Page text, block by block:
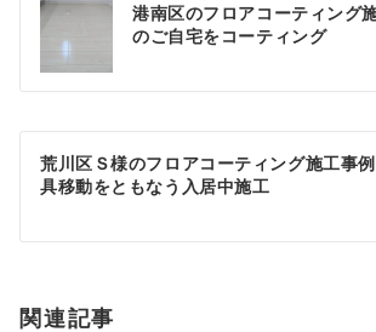
ン
港南区のフロアコーティング
のご自宅をコーティング
荒川区Ｓ様のフロアコーティング施工事
具移動をともなう入居中施工
関連記事